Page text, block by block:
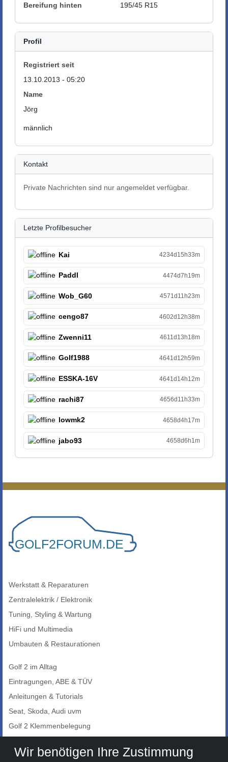
Bereifung hinten
195/45 R15
Profil
Registriert seit
13.10.2013 - 05:20
Name
Jörg
männlich
Kontakt
Private Nachrichten sind nur angemeldet verfügbar.
Letzte Profilbesucher
Kai 4234d15h33m
Paddl 4474d7h19m
Wob_G60 4571d11h23m
cengo87 4602d12h38m
Zwenni11 4611d13h18m
Golf1988 4641d12h59m
ESSKA-16V 4641d14h12m
rachi87 4656d11h33m
lowmk2 4658d4h17m
jabo93 4658d6h1m
Werkstatt & Reparaturen
Zentralelektrik / Elektronik
Tuning, Styling & Wartung
HiFi und Multimedia
Umbauten & Restaurationen
Golf 2 im Alltag
Eintragungen, ABE & TÜV
Anleitungen & Tutorials
Seat, Skoda, Audi uvm
Golf 2 Klemmenbelegung
Auto-Showroom
Wir benötigen Ihre Zustimmung